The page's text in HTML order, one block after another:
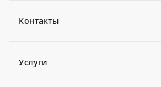
Контакты
Услуги